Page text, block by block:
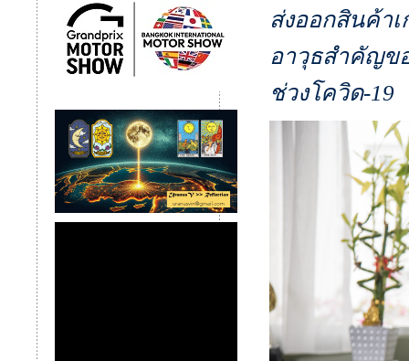
ส่งออกสินค้า
อาวุธสำคัญข
ช่วงโควิด-19